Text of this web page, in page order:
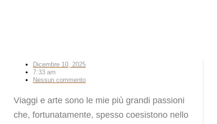
Dicembre 10, 2025
7:33 am
Nessun commento
Viaggi e arte sono le mie più grandi passioni
che, fortunatamente, spesso coesistono nello